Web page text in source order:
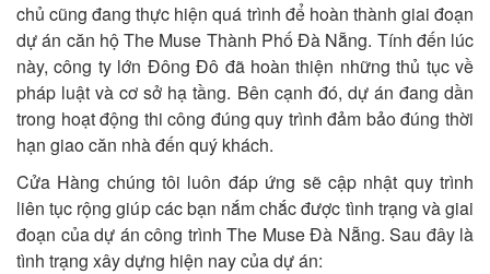
chủ cũng đang thực hiện quá trình để hoàn thành giai đoạn
dự án căn hộ The Muse Thành Phố Đà Nẵng. Tính đến lúc
này, công ty lớn Đông Đô đã hoàn thiện những thủ tục về
pháp luật và cơ sở hạ tầng. Bên cạnh đó, dự án đang dần
trong hoạt động thi công đúng quy trình đảm bảo đúng thời
hạn giao căn nhà đến quý khách.
Cửa Hàng chúng tôi luôn đáp ứng sẽ cập nhật quy trình
liên tục rộng giúp các bạn nắm chắc được tình trạng và giai
đoạn của dự án công trình The Muse Đà Nẵng. Sau đây là
tình trạng xây dựng hiện nay của dự án: